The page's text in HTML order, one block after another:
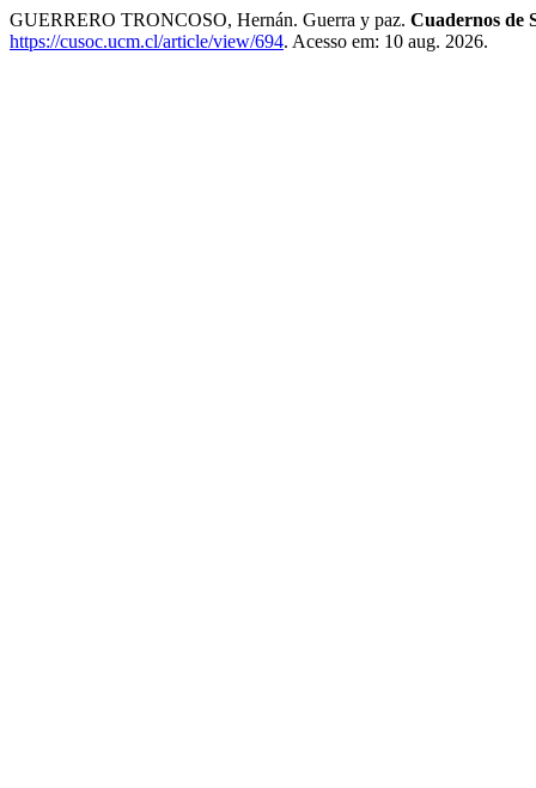
GUERRERO TRONCOSO, Hernán. Guerra y paz. Cuadernos de
https://cusoc.ucm.cl/article/view/694. Acesso em: 10 aug. 2026.